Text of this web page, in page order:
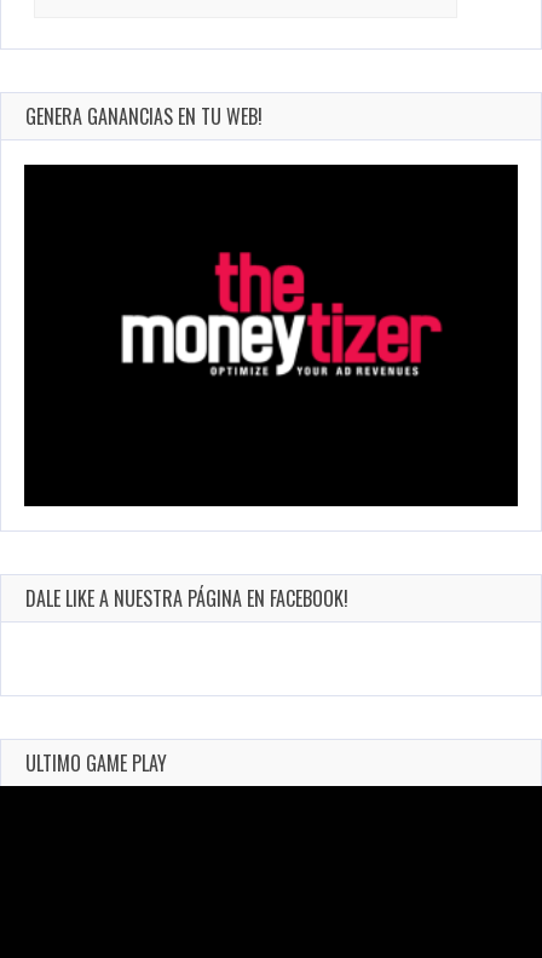
GENERA GANANCIAS EN TU WEB!
DALE LIKE A NUESTRA PÁGINA EN FACEBOOK!
ULTIMO GAME PLAY